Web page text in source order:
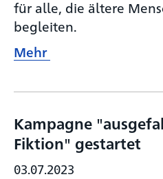
für alle, die ältere
begleiten.
Mehr
Kampagne
Fiktion" gestartet
03.07.2023